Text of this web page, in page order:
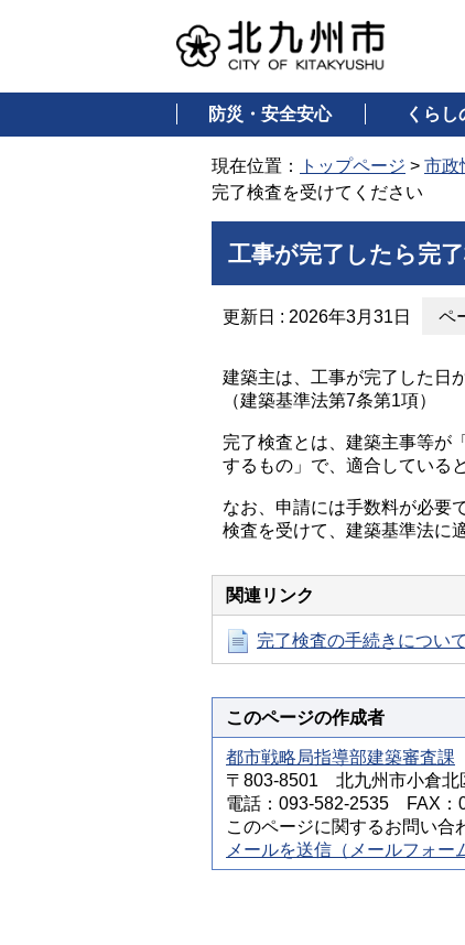
防災・安全安心 くらし
現在位置： トップページ > 市政
完了検査を受けてください
工事が完了したら完
更新日 : 2026年3月31日 ペ
建築主は、工事が完了した日
（建築基準法第7条第1項）
完了検査とは、建築主事等が
するもの」で、適合している
なお、申請には手数料が必要
検査を受けて、建築基準法に
関連リンク
完了検査の手続きについて
このページの作成者
都市戦略局指導部建築審査課
〒803-8501 北九州市小倉北
電話：093-582-2535 FAX：
このページに関するお問い合
メールを送信（メールフォー